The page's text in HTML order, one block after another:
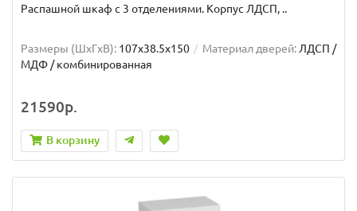
Распашной шкаф с 3 отделениями. Корпус ЛДСП, ..
Размеры (ШxГxВ): 107x38.5x150 Материал дверей: ЛДСП /
МДФ / комбинированная
21590р.
В корзину